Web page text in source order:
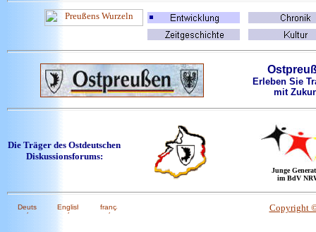
Erleben Sie
mit
Die Träger des Ostdeutschen
Diskussionsforums:
Junge
im BdV
Copyright